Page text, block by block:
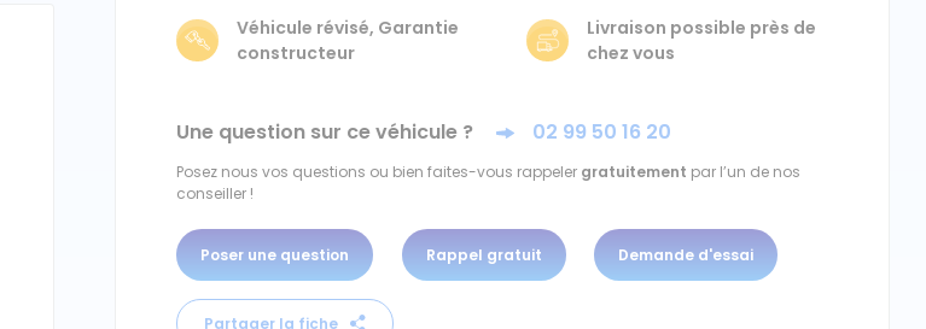
Véhicule révisé, Garantie
constructeur
Livraison possible près de
chez vous
Une question sur ce véhicule ? 02 99 50 16 20
Posez nous vos questions ou bien faites-vous rappeler gratuitement par l’un de nos
conseiller !
Poser une question Rappel gratuit Demande d'essai
Partager la fiche